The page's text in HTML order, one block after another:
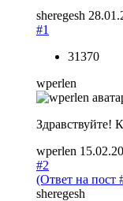
sheregesh
#1
31370
wperlen
Здравствуйте!
wperlen
#2
(Ответ на пост
sheregesh